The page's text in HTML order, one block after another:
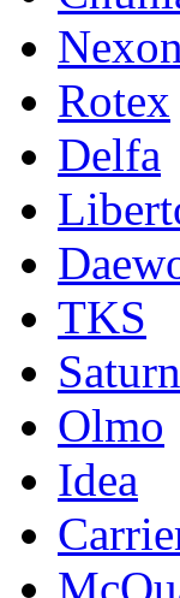
Nexon
Rotex
Delfa
TKS
Saturn
Olmo
Idea